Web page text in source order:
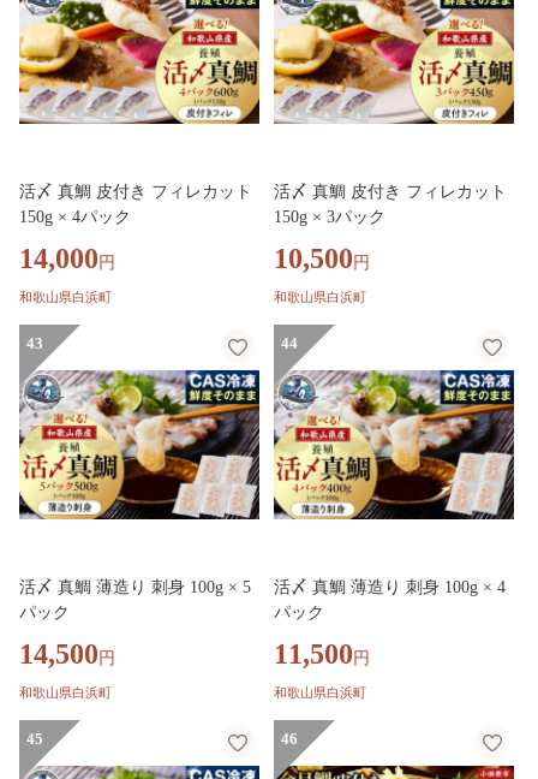
活〆 真鯛 皮付き フィレカット
150g × 4パック
14,000 円
和歌山県白浜町
活〆 真鯛 皮付き フィレカット
150g × 3パック
10,500 円
和歌山県白浜町
43
活〆 真鯛 薄造り 刺身 100g × 5
パック
14,500 円
和歌山県白浜町
44
活〆 真鯛 薄造り 刺身 100g × 4
パック
11,500 円
和歌山県白浜町
45 46